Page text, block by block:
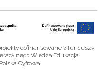
dofinansowane z funduszy
Wiedza Edukacja
Cyfrowa